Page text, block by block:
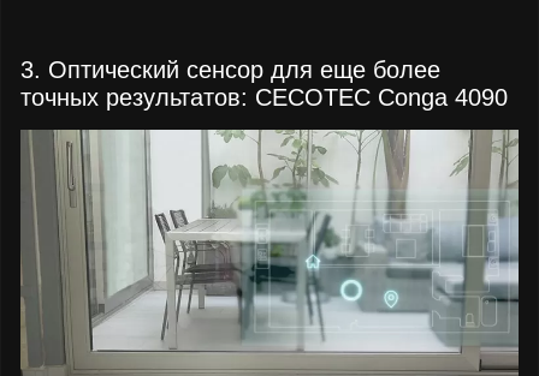
3. Оптический сенсор для еще более
точных результатов: CECOTEC Conga 4090